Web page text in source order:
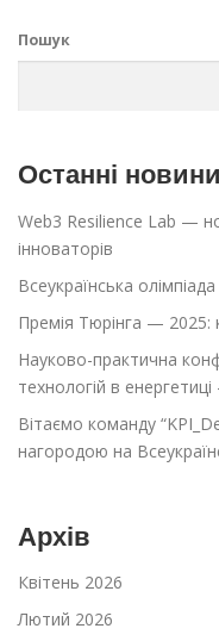
Пошук
Останні новини
Web3 Resilience Lab —
інноваторів
Всеукраїнська
Премія Тюрінга — 2025:
Науково-практична
технологій в
Вітаємо команду
нагородою на
Архів
Квітень 2026
Лютий 2026